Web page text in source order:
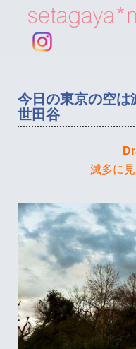
今日の東京の空は
世田谷
滅多に